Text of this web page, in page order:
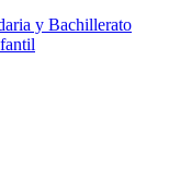
y Bachillerato